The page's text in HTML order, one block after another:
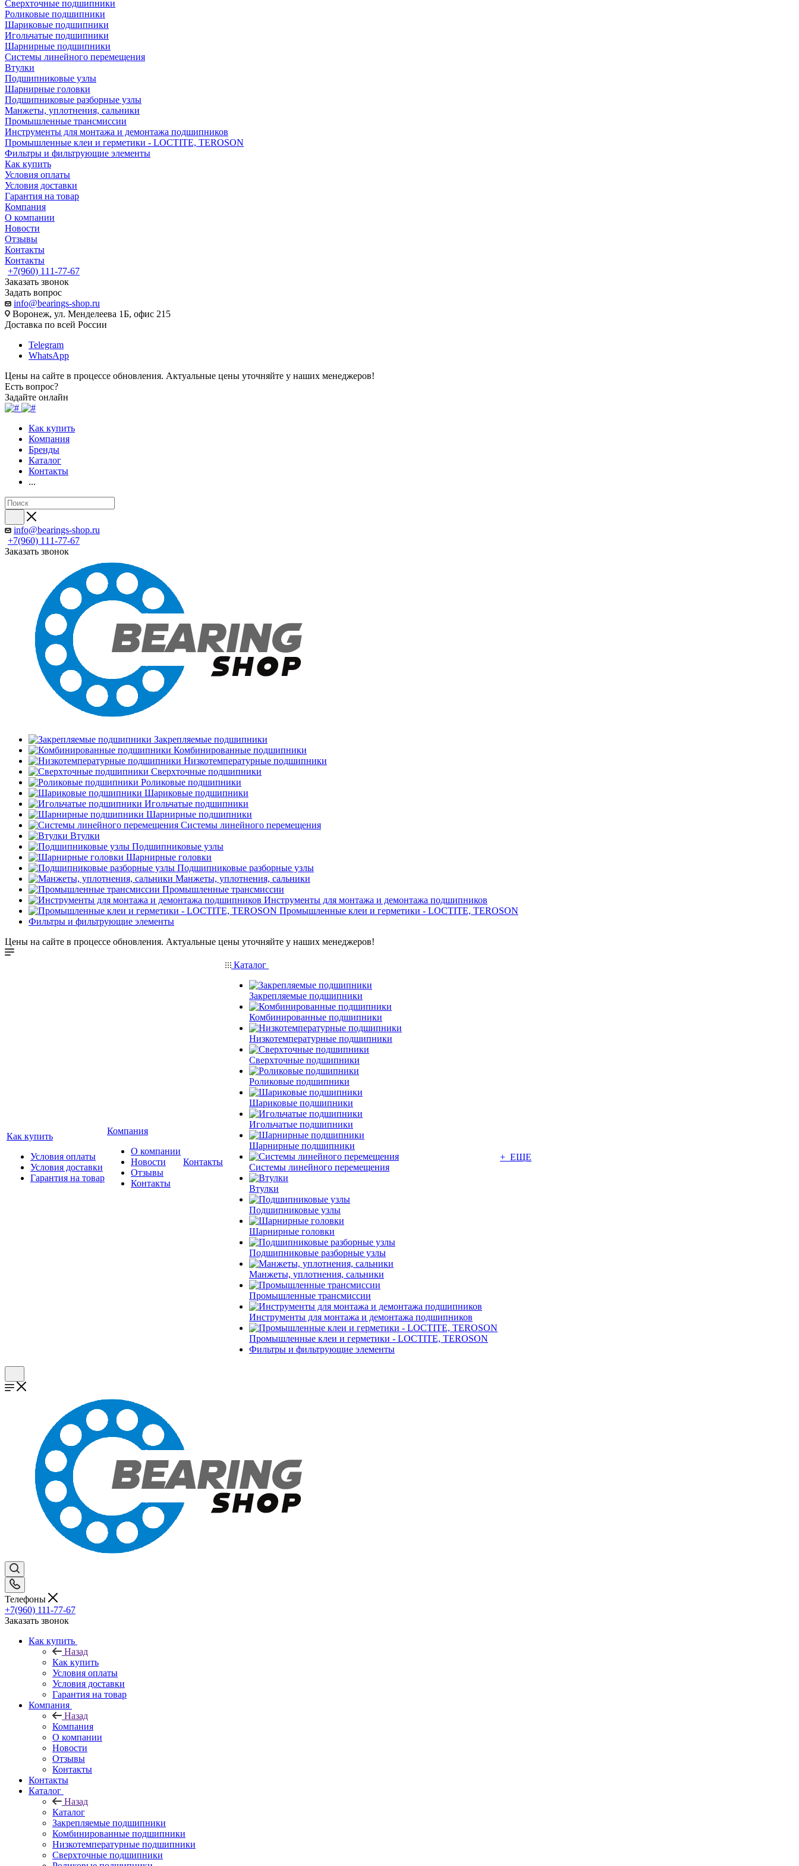
Сверхточные подшипники
Роликовые подшипники
Шариковые подшипники
Игольчатые подшипники
Шарнирные подшипники
Системы линейного перемещения
Втулки
Подшипниковые узлы
Шарнирные головки
Подшипниковые разборные узлы
Манжеты, уплотнения, сальники
Промышленные трансмиссии
Инструменты для монтажа и демонтажа подшипников
Промышленные клеи и герметики - LOCTITE, TEROSON
Фильтры и фильтрующие элементы
Как купить
Условия оплаты
Условия доставки
Гарантия на товар
Компания
О компании
Новости
Отзывы
Контакты
Контакты
+7(960) 111-77-67
Заказать звонок
Задать вопрос
info@bearings-shop.ru
Воронеж, ул. Менделеева 1Б, офис 215
Доставка по всей России
Telegram
WhatsApp
Цены на сайте в процессе обновления. Актуальные цены уточняйте у наших менеджеров!
Есть вопрос?
Задайте онлайн
Как купить
Компания
Бренды
Каталог
Контакты
...
info@bearings-shop.ru
+7(960) 111-77-67
Заказать звонок
Закрепляемые подшипники
Комбинированные подшипники
Низкотемпературные подшипники
Сверхточные подшипники
Роликовые подшипники
Шариковые подшипники
Игольчатые подшипники
Шарнирные подшипники
Системы линейного перемещения
Втулки
Подшипниковые узлы
Шарнирные головки
Подшипниковые разборные узлы
Манжеты, уплотнения, сальники
Промышленные трансмиссии
Инструменты для монтажа и демонтажа подшипников
Промышленные клеи и герметики - LOCTITE, TEROSON
Фильтры и фильтрующие элементы
Цены на сайте в процессе обновления. Актуальные цены уточняйте у наших менеджеров!
Как купить
Условия оплаты
Условия доставки
Гарантия на товар
Компания
О компании
Новости
Отзывы
Контакты
Контакты
Каталог
Закрепляемые подшипники
Комбинированные подшипники
Низкотемпературные подшипники
Сверхточные подшипники
Роликовые подшипники
Шариковые подшипники
Игольчатые подшипники
Шарнирные подшипники
Системы линейного перемещения
Втулки
Подшипниковые узлы
Шарнирные головки
Подшипниковые разборные узлы
Манжеты, уплотнения, сальники
Промышленные трансмиссии
Инструменты для монтажа и демонтажа подшипников
Промышленные клеи и герметики - LOCTITE, TEROSON
Фильтры и фильтрующие элементы
+ ЕЩЕ
Телефоны
+7(960) 111-77-67
Заказать звонок
Как купить
Назад
Как купить
Условия оплаты
Условия доставки
Гарантия на товар
Компания
Назад
Компания
О компании
Новости
Отзывы
Контакты
Контакты
Каталог
Назад
Каталог
Закрепляемые подшипники
Комбинированные подшипники
Низкотемпературные подшипники
Сверхточные подшипники